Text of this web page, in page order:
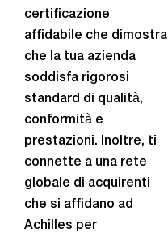
certificazione
affidabile che dimostra
che la tua azienda
soddisfa rigorosi
standard di qualità,
conformità e
prestazioni. Inoltre, ti
connette a una rete
globale di acquirenti
che si affidano ad
Achilles per